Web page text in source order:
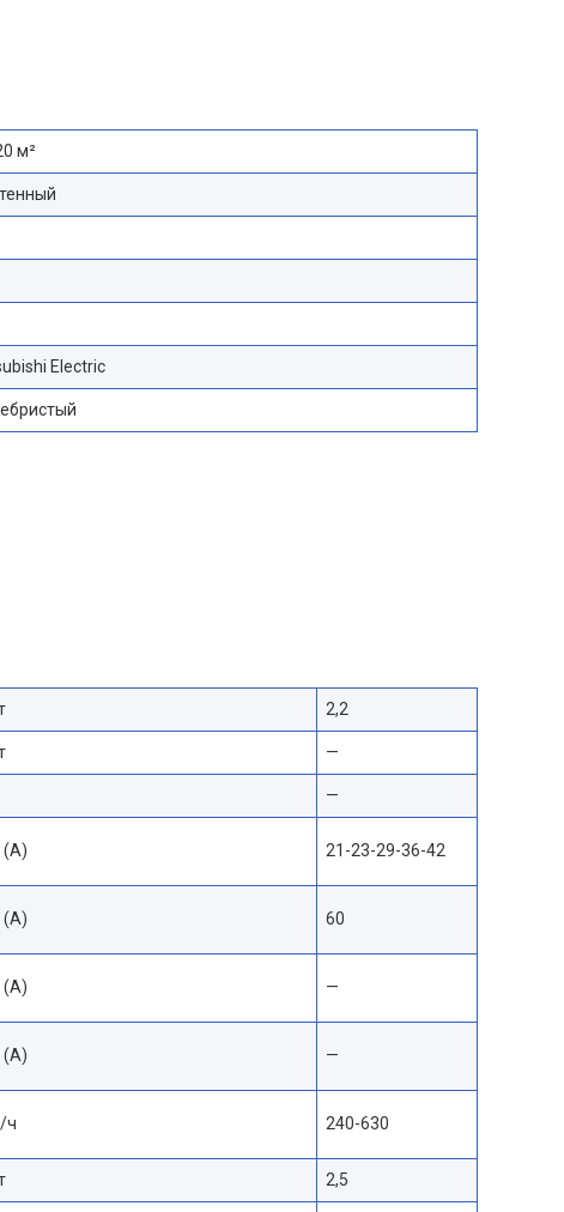
м²
Electric
2,2
—
—
(А) 21-23-29-36-42
(А) 60
(А) —
(А) —
ч 240-630
2,5